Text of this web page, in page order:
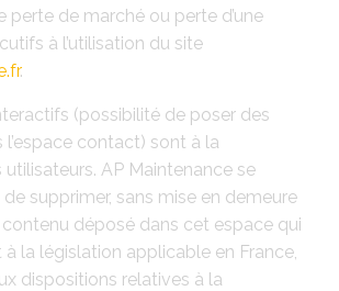
perte de marché ou perte d’une
à l’utilisation du site
.
(possibilité de poser des
l’espace contact) sont à la
AP Maintenance se
supprimer, sans mise en demeure
déposé dans cet espace qui
la législation applicable en France,
dispositions relatives à la